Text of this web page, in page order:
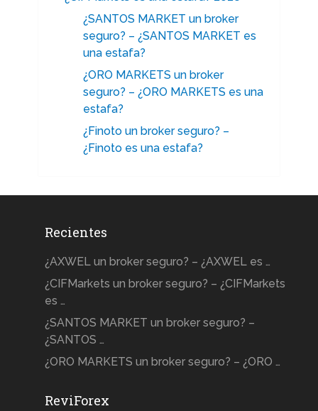
¿SANTOS MARKET un broker
seguro? – ¿SANTOS MARKET es
una estafa?
¿ORO MARKETS un broker
seguro? – ¿ORO MARKETS es una
estafa?
¿Finoto un broker seguro? –
¿Finoto es una estafa?
Recientes
¿AXWEL un broker seguro? – ¿AXWEL es …
¿CIFMarkets un broker seguro? – ¿CIFMarkets
es …
¿SANTOS MARKET un broker seguro? –
¿SANTOS …
¿ORO MARKETS un broker seguro? – ¿ORO …
ReviForex